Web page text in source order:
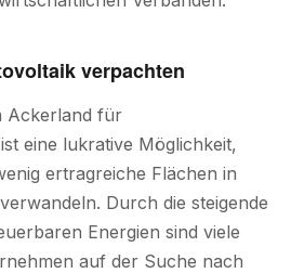
verpachten
Ackerland für
eine lukrative Möglichkeit,
ertragreiche Flächen in
Durch die steigende
Energien sind viele
auf der Suche nach